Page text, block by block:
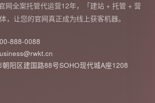
网全案托管代运营12年，「建站 + 托管 + 营
，让您的官网真正成为线上获客机器。
888-0088
朝阳区建国路88号SOHO现代城A座1208